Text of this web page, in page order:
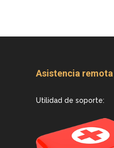
Asistencia remota
Utilidad de soporte: